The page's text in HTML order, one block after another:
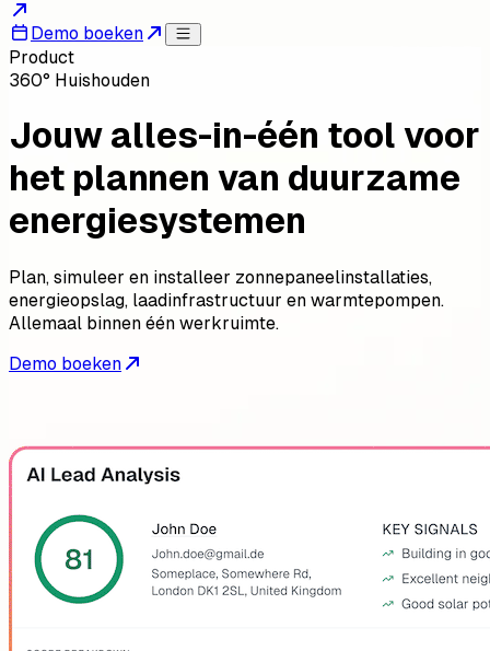
Demo boeken
Product
360° Huishouden
Jouw alles-in-één tool voor
het plannen van duurzame
energiesystemen
Plan, simuleer en installeer zonnepaneelinstallaties,
energieopslag, laadinfrastructuur en warmtepompen.
Allemaal binnen één werkruimte.
Demo boeken